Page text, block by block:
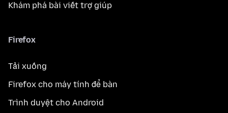
Khám phá bài viết trợ giúp
Firefox
Tải xuống
Firefox cho máy tính để bàn
Trình duyệt cho Android